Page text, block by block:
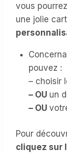
vous
une jolie
pouvez :
– choisir
– OU un
– OU
Pour
cliquez sur